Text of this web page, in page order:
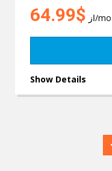
از $64.99 /mo
Show Details